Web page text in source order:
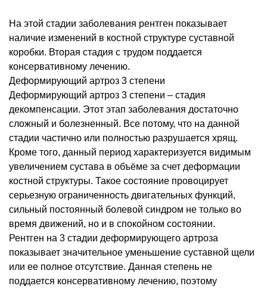
На этой стадии заболевания рентген показывает
наличие изменений в костной структуре суставной
коробки. Вторая стадия с трудом поддается
консервативному лечению.
Деформирующий артроз 3 степени
Деформирующий артроз 3 степени – стадия
декомпенсации. Этот этап заболевания достаточно
сложный и болезненный. Все потому, что на данной
стадии частично или полностью разрушается хрящ.
Кроме того, данный период характеризуется видимым
увеличением сустава в объёме за счет деформации
костной структуры. Такое состояние провоцирует
серьезную ограниченность двигательных функций,
сильный постоянный болевой синдром не только во
время движений, но и в спокойном состоянии.
Рентген на 3 стадии деформирующего артроза
показывает значительное уменьшение суставной щели
или ее полное отсутствие. Данная степень не
поддается консервативному лечению, поэтому